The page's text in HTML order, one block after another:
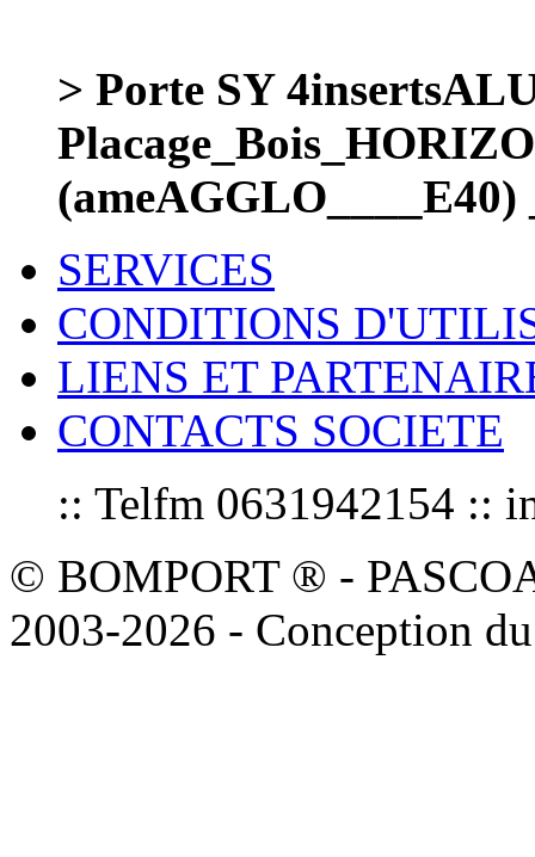
> Porte SY
(ameAGGLO____E40)
SERVICES
CONDITIONS
LIENS ET
CONTACTS SOCIETE
:: Telfm 0631942154 ::
© BOMPORT ® -
2003-2026 - Conception